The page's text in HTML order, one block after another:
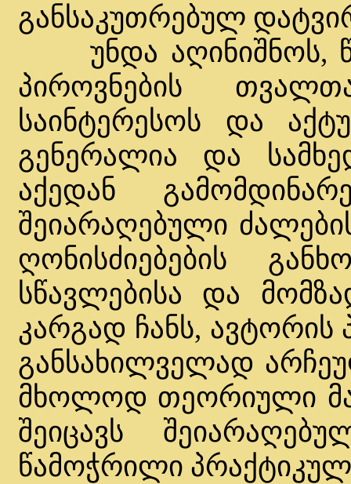
განსაკუთრებულ
უნდა აღინიშნოს,
პიროვნების
საინტერესოს და
გენერალია და
აქედან
შეიარაღებული
ღონისძიებების
სწავლებისა და
კარგად ჩანს,
განსახილველად
მხოლოდ თეორიული
შეიცავს
წამოჭრილი